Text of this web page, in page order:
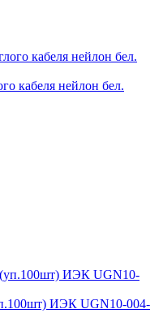
кабеля нейлон бел.
ИЭК UGN10-004-